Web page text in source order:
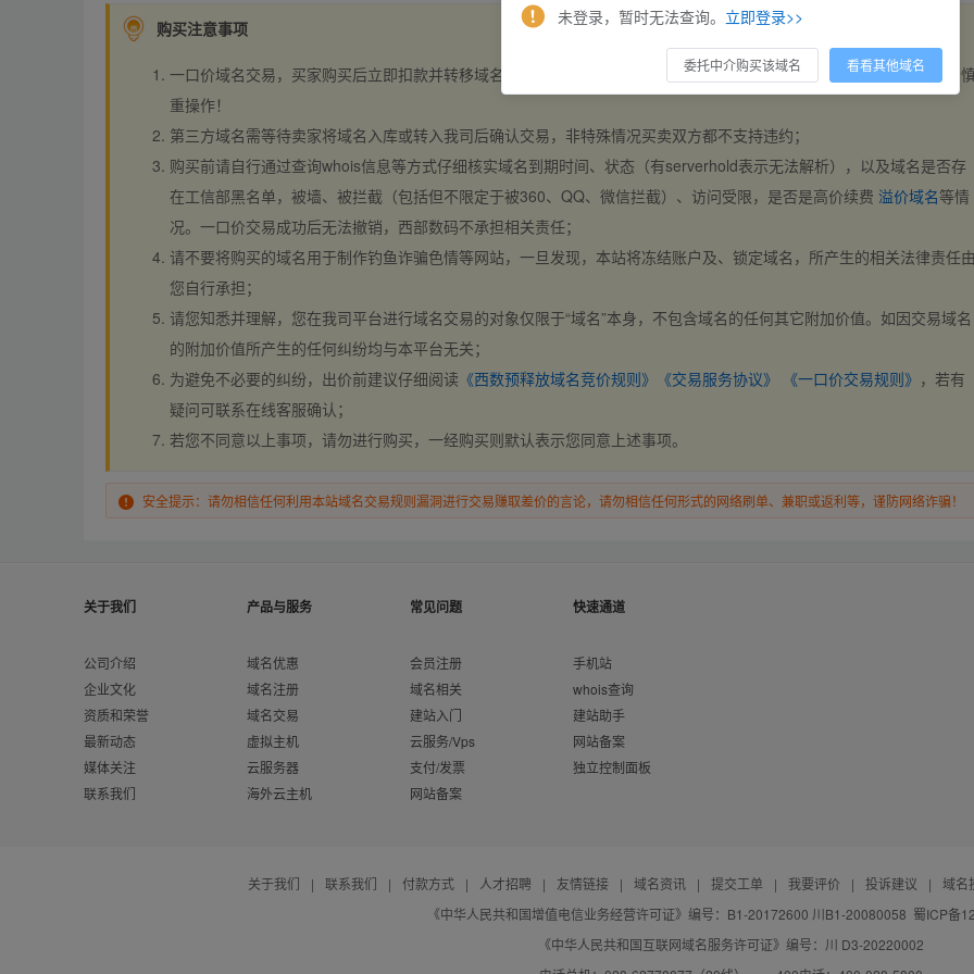
购买注意事项
一口价域名交易，买家购买后立即扣款并转移域名，交易自动完成。买卖双方都不支持违约，一旦出价不支持撤销，请
重操作！
第三方域名需等待卖家将域名入库或转入我司后确认交易，非特殊情况买卖双方都不支持违约；
购买前请自行通过查询whois信息等方式仔细核实域名到期时间、状态（有serverhold表示无法解析），以及域名是否存
在工信部黑名单，被墙、被拦截（包括但不限定于被360、QQ、微信拦截）、访问受限，是否是高价续费 溢价域名等情
况。一口价交易成功后无法撤销，西部数码不承担相关责任；
请不要将购买的域名用于制作钓鱼诈骗色情等网站，一旦发现，本站将冻结账户及、锁定域名，所产生的相关法律责任
您自行承担；
请您知悉并理解，您在我司平台进行域名交易的对象仅限于“域名”本身，不包含域名的任何其它附加价值。如因交易域名
的附加价值所产生的任何纠纷均与本平台无关；
为避免不必要的纠纷，出价前建议仔细阅读 《西数预释放域名竞价规则》 《交易服务协议》 《一口价交易规则》 ，若有
疑问可联系在线客服确认；
若您不同意以上事项，请勿进行购买，一经购买则默认表示您同意上述事项。
安全提示：请勿相信任何利用本站域名交易规则漏洞进行交易赚取差价的言论，请勿相信任何形式的网络刷单、兼职或返利等，谨防网络诈骗！
关于我们
公司介绍
企业文化
资质和荣誉
最新动态
媒体关注
联系我们
产品与服务
域名优惠
域名注册
域名交易
虚拟主机
云服务器
海外云主机
常见问题
会员注册
域名相关
建站入门
云服务/Vps
支付/发票
网站备案
快速通道
手机站
whois查询
建站助手
网站备案
独立控制面板
关于我们 | 联系我们 | 付款方式 | 人才招聘 | 友情链接 | 域名资讯 | 提交工单 | 我要评价 | 投诉建议 |
域名
《中华人民共和国增值电信业务经营许可证》编号：B1-20172600 川B1-20080058 蜀ICP备
《中华人民共和国互联网域名服务许可证》编号：川 D3-20220002
未登录，暂时无法查询。 立即登录>>
委托中介购买该域名 看看其他域名